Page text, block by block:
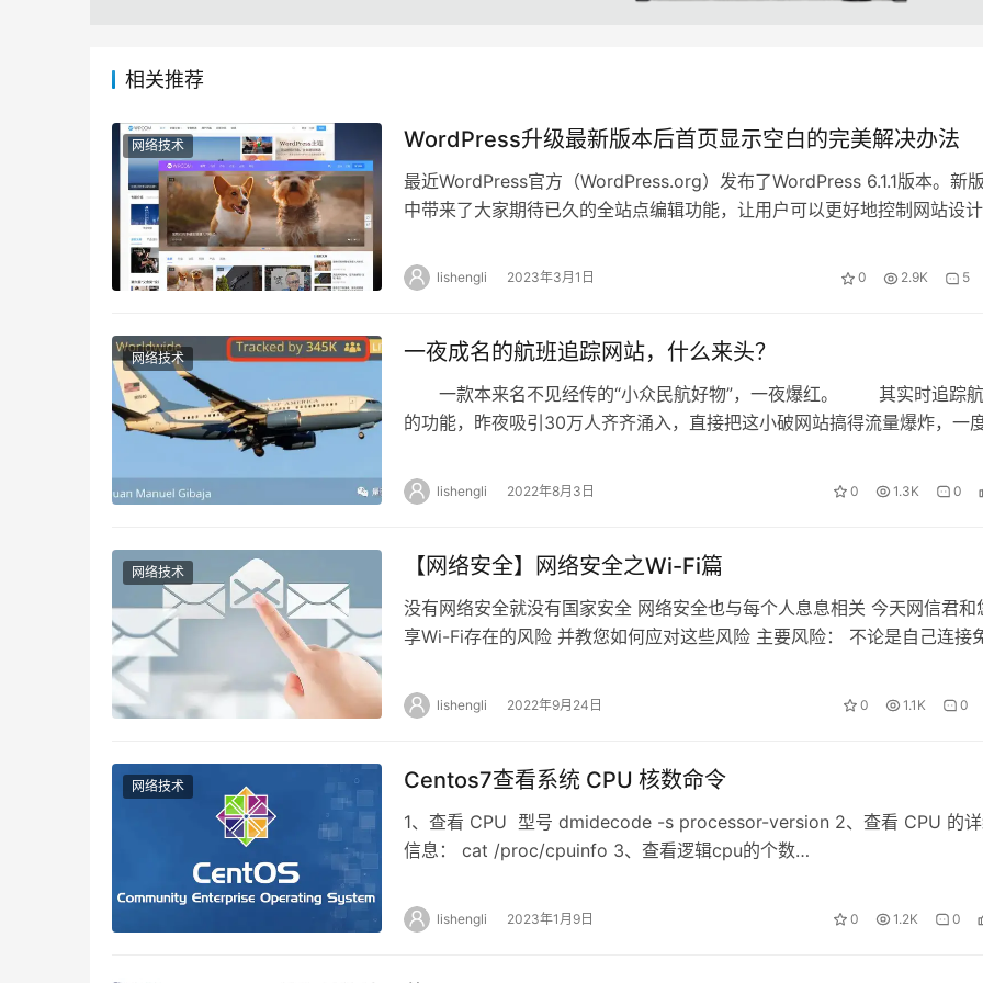
相关推荐
网络技术 WordPress升级最新版本后首页显示空白的完美解决办法
最近WordPress官方（WordPress.org）发布了WordPress 6.1.1版本。新
中带来了大家期待已久的全站点编辑功能，让用户可以更好地控制网站设计
lishengli 2023年3月1日 0 2.9K 5
网络技术 一夜成名的航班追踪网站，什么来头？
一款本来名不见经传的“小众民航好物”，一夜爆红。 其实时追踪
的功能，昨夜吸引30万人齐齐涌入，直接把这小破网站搞得流量爆炸，一
lishengli 2022年8月3日 0 1.3K 0
网络技术 【网络安全】网络安全之Wi-Fi篇
没有网络安全就没有国家安全 网络安全也与每个人息息相关 今天网信君和
享Wi-Fi存在的风险 并教您如何应对这些风险 主要风险： 不论是自己连接
lishengli 2022年9月24日 0 1.1K 0
网络技术 Centos7查看系统 CPU 核数命令
1、查看 CPU 型号 dmidecode -s processor-version 2、查看 CPU 的
信息： cat /proc/cpuinfo 3、查看逻辑cpu的个数…
lishengli 2023年1月9日 0 1.2K 0